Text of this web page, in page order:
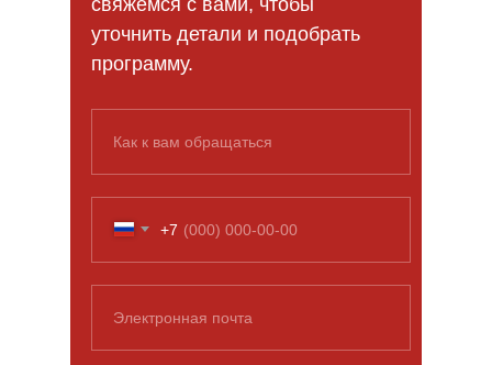
уточнить детали и подобрать
программу.
Как к вам обращаться
+7
Электронная почта